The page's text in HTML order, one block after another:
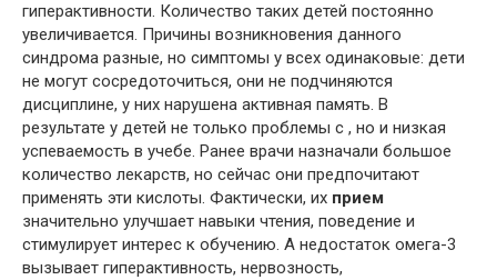
гиперактивности. Количество таких детей постоянно
увеличивается. Причины возникновения данного
синдрома разные, но симптомы у всех одинаковые: дети
не могут сосредоточиться, они не подчиняются
дисциплине, у них нарушена активная память. В
результате у детей не только проблемы с , но и низкая
успеваемость в учебе. Ранее врачи назначали большое
количество лекарств, но сейчас они предпочитают
применять эти кислоты. Фактически, их прием
значительно улучшает навыки чтения, поведение и
стимулирует интерес к обучению. А недостаток омега-3
вызывает гиперактивность, нервозность,